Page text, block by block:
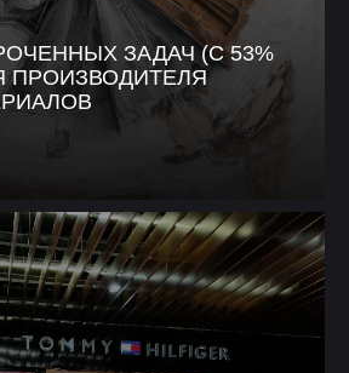
ЗАДАЧ (С 53%
ПРОИЗВОДИТЕЛЯ